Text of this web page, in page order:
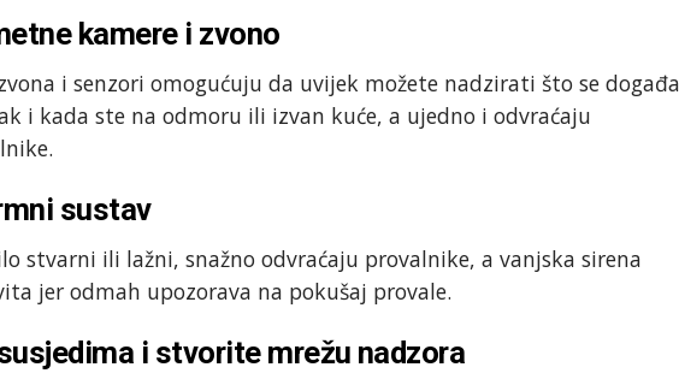
kamere i zvono
i senzori omogućuju da uvijek možete nadzirati što se događa
i kada ste na odmoru ili izvan kuće, a ujedno i odvraćaju
sustav
stvarni ili lažni, snažno odvraćaju provalnike, a vanjska sirena
jer odmah upozorava na pokušaj provale.
i stvorite mrežu nadzora